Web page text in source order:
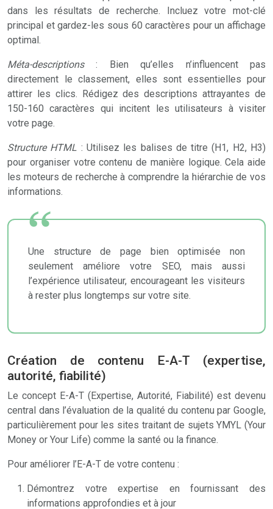
dans les résultats de recherche. Incluez votre mot-clé
principal et gardez-les sous 60 caractères pour un affichage
optimal.
Méta-descriptions: Bien qu’elles n’influencent pas
directement le classement, elles sont essentielles pour
attirer les clics. Rédigez des descriptions attrayantes de
150-160 caractères qui incitent les utilisateurs à visiter
votre page.
Structure HTML : Utilisez les balises de titre (H1, H2, H3)
pour organiser votre contenu de manière logique. Cela aide
les moteurs de recherche à comprendre la hiérarchie de vos
informations.
Une structure de page bien optimisée non
seulement améliore votre SEO, mais aussi
l’expérience utilisateur, encourageant les visiteurs
à rester plus longtemps sur votre site.
Création de contenu E-A-T (expertise,
autorité, fiabilité)
Le concept E-A-T (Expertise, Autorité, Fiabilité) est devenu
central dans l’évaluation de la qualité du contenu par Google,
particulièrement pour les sites traitant de sujets YMYL (Your
Money or Your Life) comme la santé ou la finance.
Pour améliorer l’E-A-T de votre contenu :
Démontrez votre expertise en fournissant des
informations approfondies et à jour